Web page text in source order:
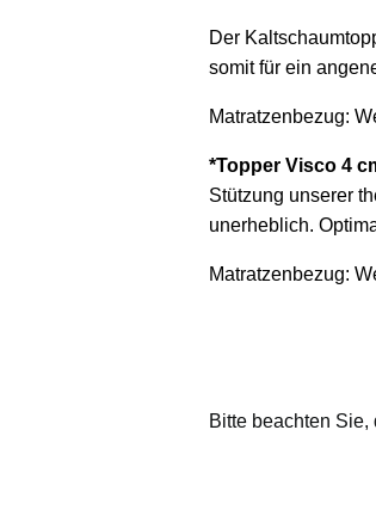
Der
somit für ein
Matratzenbezug:
*Topper Visco 4
Stützung unserer
unerheblich.
Matratzenbezug:
Bitte beachten Sie,